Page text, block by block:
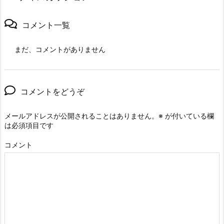
コメント一覧
まだ、コメントがありません
コメントをどうぞ
メールアドレスが公開されることはありません。 ※ が付いている欄
は必須項目です
コメント